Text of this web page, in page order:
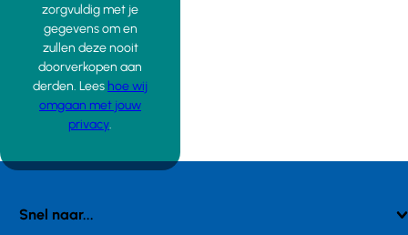
zorgvuldig met je
gegevens om en
zullen deze nooit
doorverkopen aan
derden. Lees hoe wij
omgaan met jouw
privacy.
Snel naar...